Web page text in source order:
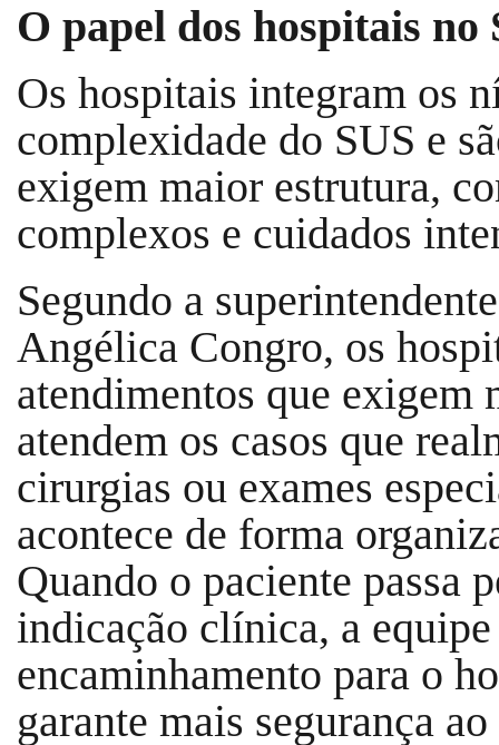
O papel dos hospitais no
Os hospitais integram os
complexidade do SUS e
exigem maior estrutura,
complexos e cuidados
Segundo a
Angélica Congro, os
atendimentos que exigem
atendem os casos que
cirurgias ou exames
acontece de forma
Quando o paciente passa
indicação clínica, a
encaminhamento para o
garante mais segurança